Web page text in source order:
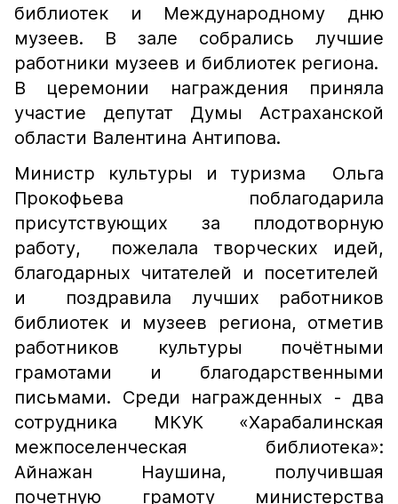
библиотек и Международному дню
музеев. В зале собрались лучшие
работники музеев и библиотек региона.
В церемонии награждения приняла
участие депутат Думы Астраханской
области Валентина Антипова.
Министр культуры и туризма Ольга
Прокофьева поблагодарила
присутствующих за плодотворную
работу, пожелала творческих идей,
благодарных читателей и посетителей
и поздравила лучших работников
библиотек и музеев региона, отметив
работников культуры почётными
грамотами и благодарственными
письмами. Среди награжденных - два
сотрудника МКУК «Харабалинская
межпоселенческая библиотека»:
Айнажан Наушина, получившая
почетную грамоту министерства